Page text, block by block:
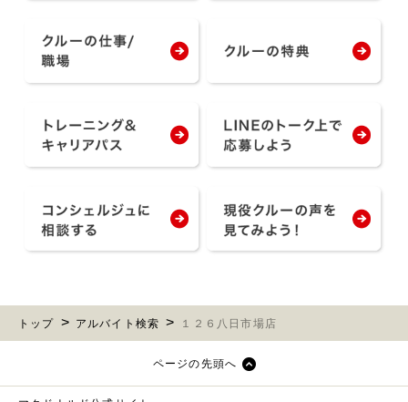
トップ アルバイト検索 １２６八日市場店
ページの先頭へ